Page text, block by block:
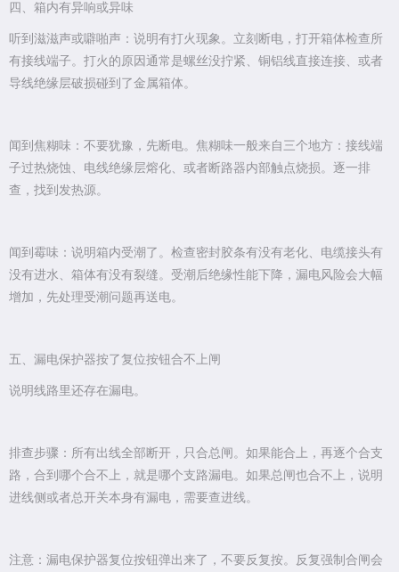
四、箱内有异响或异味
听到滋滋声或噼啪声：说明有打火现象。立刻断电，打开箱体检查所
有接线端子。打火的原因通常是螺丝没拧紧、铜铝线直接连接、或者
导线绝缘层破损碰到了金属箱体。
闻到焦糊味：不要犹豫，先断电。焦糊味一般来自三个地方：接线端
子过热烧蚀、电线绝缘层熔化、或者断路器内部触点烧损。逐一排
查，找到发热源。
闻到霉味：说明箱内受潮了。检查密封胶条有没有老化、电缆接头有
没有进水、箱体有没有裂缝。受潮后绝缘性能下降，漏电风险会大幅
增加，先处理受潮问题再送电。
五、漏电保护器按了复位按钮合不上闸
说明线路里还存在漏电。
排查步骤：所有出线全部断开，只合总闸。如果能合上，再逐个合支
路，合到哪个合不上，就是哪个支路漏电。如果总闸也合不上，说明
进线侧或者总开关本身有漏电，需要查进线。
注意：漏电保护器复位按钮弹出来了，不要反复按。反复强制合闸会